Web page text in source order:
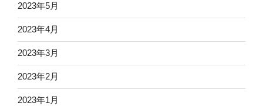
2023年5月
2023年4月
2023年3月
2023年2月
2023年1月